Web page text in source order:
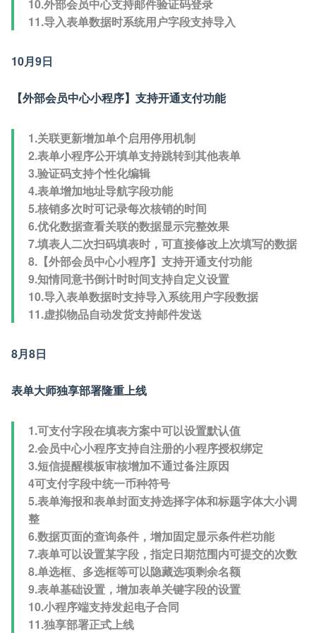
10.外部会员中心支持邮件验证码登录
11.导入表单数据时系统用户字段支持导入
10月9日
【外部会员中心小程序】支持开通支付功能
1.关联更新增加单个启用停用机制
2.表单小程序公开填单支持跳转到其他表单
3.验证码支持个性化编辑
4.表单增加地址导航字段功能
5.核销多次时可记录每次核销的时间
6.优化数据查看关联的数据显示完整效果
7.填表人二次扫码填表时，可直接修改上次填写的数据
8.【外部会员中心小程序】支持开通支付功能
9.知情同意书倒计时时间支持自定义设置
10.导入表单数据时支持导入系统用户字段数据
11.虚拟物品自动发货支持邮件发送
8月8日
表单大师独享部署隆重上线
1.可支付字段在填表方案中可以设置默认值
2.会员中心小程序支持自注册的小程序授权绑定
3.短信提醒模板审核增加不通过备注原因
4可支付字段中统一币种符号
5.表单海报和表单封面支持选择字体和标题字体大小调
整
6.数据页面的查询条件，增加固定显示条件栏功能
7.表单可以设置某字段，指定日期范围内可提交的次数
8.单选框、多选框等可以隐藏选项剩余名额
9.表单基础设置，增加表单关键字段的设置
10.小程序端支持发起电子合同
11.独享部署正式上线